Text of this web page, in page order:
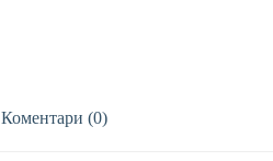
Коментари (0)